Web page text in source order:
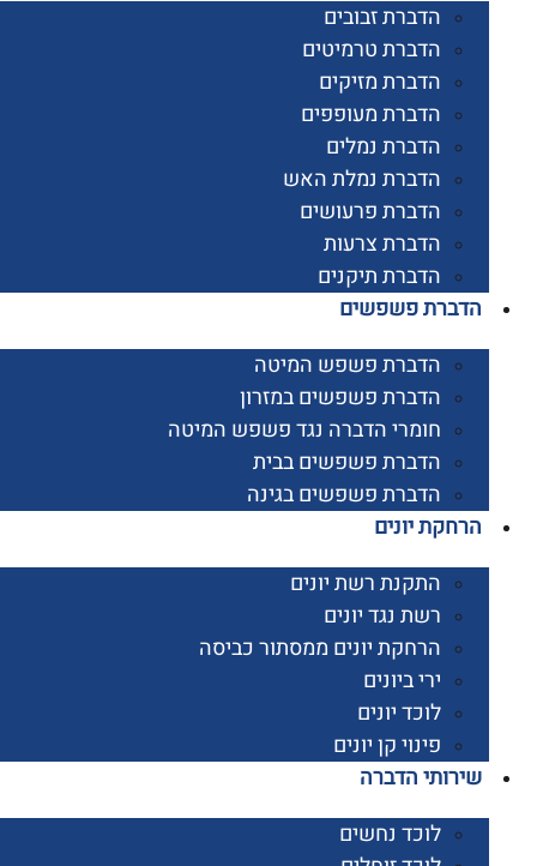
הדברת זבובים
הדברת טרמיטים
הדברת מזיקים
הדברת מעופפים
הדברת נמלים
הדברת נמלת האש
הדברת פרעושים
הדברת צרעות
הדברת תיקנים
פשפשים
הדברת פשפש המיטה
הדברת פשפשים במזרון
חומרי הדברה נגד פשפש המיטה
הדברת פשפשים בבית
הדברת פשפשים בגינה
יונים
התקנת רשת יונים
רשת נגד יונים
הרחקת יונים ממסתור כביסה
ירי ביונים
לוכד יונים
פינוי קן יונים
הדברה
לוכד נחשים